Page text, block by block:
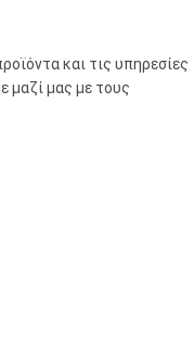
και τις υπηρεσίες
μαζί μας με τους